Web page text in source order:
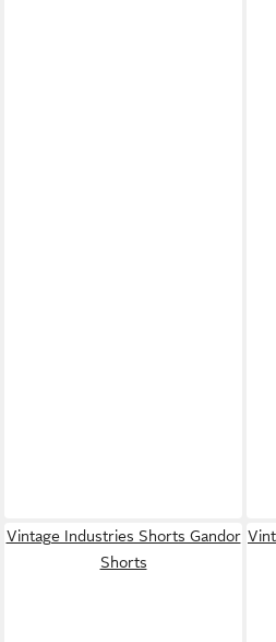
Vintage Industries Shorts Gandor
Shorts